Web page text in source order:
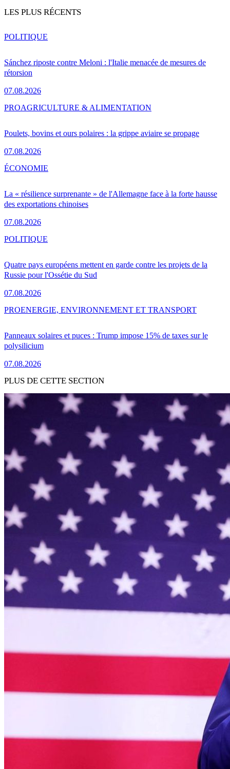
LES PLUS RÉCENTS
Sánchez riposte contre Meloni : l'Italie menacée de mesures de
rétorsion
07.08.2026
POLITIQUE
Poulets, bovins et ours polaires : la grippe aviaire se propage
07.08.2026
PROAGRICULTURE & ALIMENTATION
La « résilience surprenante » de l'Allemagne face à la forte hausse
des exportations chinoises
07.08.2026
ÉCONOMIE
Quatre pays européens mettent en garde contre les projets de la
Russie pour l'Ossétie du Sud
07.08.2026
POLITIQUE
Panneaux solaires et puces : Trump impose 15% de taxes sur le
polysilicium
07.08.2026
PROENERGIE, ENVIRONNEMENT ET TRANSPORT
PLUS DE CETTE SECTION